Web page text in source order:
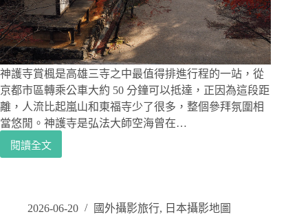
進
那
個
圓
形
展
望
台
神護寺賞楓是高雄三寺之中最值得排進行程的一站，從
京都市區轉乘公車大約 50 分鐘可以抵達，正因為這段距
離，人流比起嵐山和東福寺少了很多，整個參拜氛圍相
當悠閒。神護寺是弘法大師空海曾在…
閱讀全文
京
景
2026-06-20 國外攝影旅行, 日本攝影地圖